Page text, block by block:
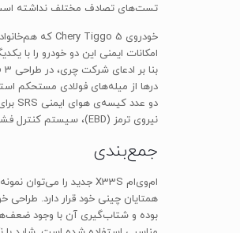
تست‌های تصادف مختلف نداشته
نیروی ترمز (EBD)، سیستم کنترل فشار باد لاستیک (TPMS)، سیستم ضدسرقت الکترونیکی Immobilizer و سنسور پارک.
جمع‌بندی
همتایان چینی خود قرار دارد.